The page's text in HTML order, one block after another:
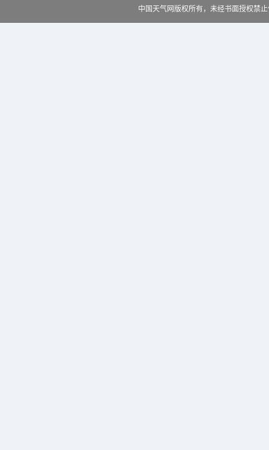
中国天气网版权所有，未经书面授权